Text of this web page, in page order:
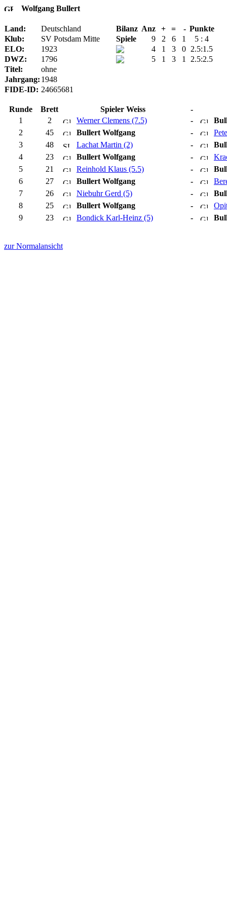
Wolfgang Bullert
Land: Deutschland Bilanz Anz + = - Punkte
Klub:
SV Potsdam Mitte Spiele 9 2 6 1
5 : 4
ELO:
1923 4 1 3 0 2.5:1.5
DWZ:
1796 5 1 3 1
2.5:2.5
Titel:
ohne
Jahrgang: 1948
FIDE-ID: 24665681
Runde Brett Spieler Weiss
-
1
2 Werner Clemens (7.5) -
2
45 Bullert Wolfgang -
3
48 Lachat Martin (2) -
4
23 Bullert Wolfgang -
5
21 Reinhold Klaus (5.5) -
6
27 Bullert Wolfgang -
7
26 Niebuhr Gerd (5) -
8
25 Bullert Wolfgang -
9
23 Bondick Karl-Heinz (5) -
zur Normalansicht